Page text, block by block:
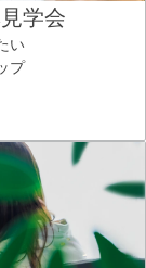
学会
い
プ